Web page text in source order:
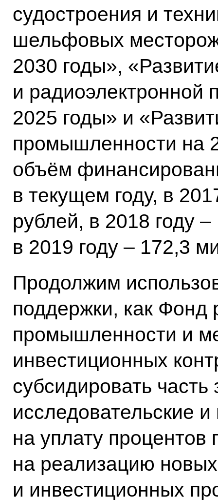
судостроения и
шельфовых
2030 годы»,
и
2025 годы» и
промышленности на
объём
в текущем году, в
рублей, в 2018 году
в 2019 году – 172,3
Продолжим
поддержки, как Фонд
промышленности и
инвестиционных
субсидировать часть
исследовательские
на уплату
на реализацию
и инвестиционных